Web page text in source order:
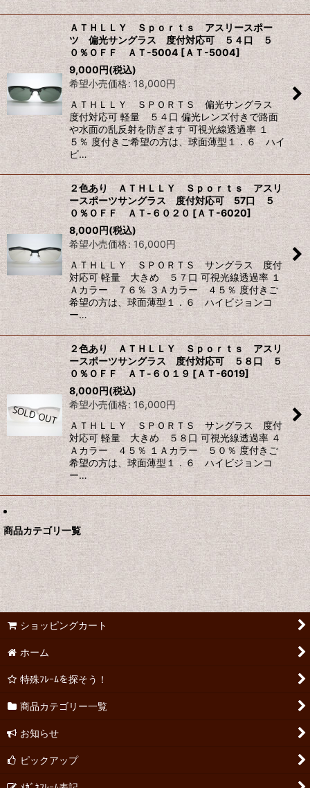
ＡＴＨＬＬＹ Ｓｐｏｒｔｓ アスリースポー
ツ 偏光サングラス 度付対応可 ５４口 ５
０％ＯＦＦ ＡＴ-5004 [ＡＴ-5004]
9,000円(税込)
希望小売価格: 18,000円
ＡＴＨＬＬＹ ＳＰＯＲＴＳ 偏光サングラス
度付対応可 軽量 ５４口 偏光レンズ付きで路面
や水面の乱反射を防ぎます 可視光線透過率 １
５％ 度付きご希望の方は、球面薄型１．６ ハイ
ビ…
２色あり ＡＴＨＬＬＹ Ｓｐｏｒｔｓ アスリ
ースポーツサングラス 度付対応可 57口 ５
０％ＯＦＦ ＡＴ-６０２０ [ＡＴ-6020]
8,000円(税込)
希望小売価格: 16,000円
ＡＴＨＬＬＹ ＳＰＯＲＴＳ サングラス 度付
対応可 軽量 大きめ ５７口 可視光線透過率 １
Ａカラー ７６％ ３Ａカラー ４５％ 度付きご
希望の方は、球面薄型１．６ ハイビジョンコ
ー…
２色あり ＡＴＨＬＬＹ Ｓｐｏｒｔｓ アスリ
ースポーツサングラス 度付対応可 ５８口 ５
０％ＯＦＦ ＡＴ-６０１９ [ＡＴ-6019]
8,000円(税込)
希望小売価格: 16,000円
ＡＴＨＬＬＹ ＳＰＯＲＴＳ サングラス 度付
対応可 軽量 大きめ ５８口 可視光線透過率 ４
Ａカラー ４５％ １Ａカラー ５０％ 度付きご
希望の方は、球面薄型１．６ ハイビジョンコ
ー…
商品カテゴリ一覧
ショッピングカート
ホーム
特殊ﾌﾚｰﾑを探そう！
商品カテゴリー一覧
お知らせ
ピックアップ